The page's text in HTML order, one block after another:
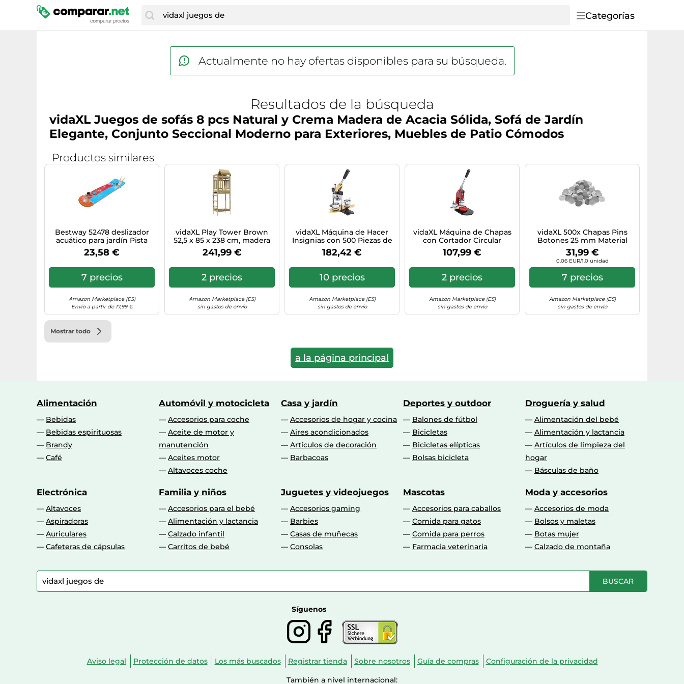
Categorías
Actualmente no hay ofertas disponibles para su búsqueda.
Resultados de la búsqueda
vidaXL Juegos de sofás 8 pcs Natural y Crema Madera de Acacia Sólida, Sofá de Jardín
Elegante, Conjunto Seccional Moderno para Exteriores, Muebles de Patio Cómodos
Productos similares
Bestway 52478 deslizador
acuático para jardín Pista
deslizante acuática para
jardín
23,58 €
7 precios
Amazon Marketplace (ES)
Envío a partir de 17,99 €
vidaXL Play Tower Brown
52,5 x 85 x 238 cm, madera
maciza impregnada,
moderno juego al aire libre,
estación de juegos para
niños, torre de aventura de
temporada, centro de
241,99 €
2 precios
Amazon Marketplace (ES)
sin gastos de envío
vidaXL Máquina de Hacer
Insignias con 500 Piezas de
Chapas con Cortador
Circular Punzón Giratorio
Porta Llaves Casera 37 mm
182,42 €
10 precios
Amazon Marketplace (ES)
sin gastos de envío
vidaXL Máquina de Chapas
con Cortador Circular
Perforadoras para Hacer Pin
Insignias Cintas Porta Llaves
44 mm
107,99 €
2 precios
Amazon Marketplace (ES)
sin gastos de envío
vidaXL 500x Chapas Pins
Botones 25 mm Material
para Hacer en Casa con
Máquina
31,99 €
0.06 EUR/1.0 unidad
7 precios
Amazon Marketplace (ES)
sin gastos de envío
Mostrar todo
a la página principal
Alimentación
Bebidas
Bebidas espirituosas
Brandy
Café
Automóvil y motocicleta
Accesorios para coche
Aceite de motor y
manutención
Aceites motor
Altavoces coche
Casa y jardín
Accesorios de hogar y cocina
Aires acondicionados
Artículos de decoración
Barbacoas
Deportes y outdoor
Balones de fútbol
Bicicletas
Bicicletas elípticas
Bolsas bicicleta
Droguería y salud
Alimentación del bebé
Alimentación y lactancia
Artículos de limpieza del
hogar
Básculas de baño
Electrónica
Altavoces
Aspiradoras
Auriculares
Cafeteras de cápsulas
Familia y niños
Accesorios para el bebé
Alimentación y lactancia
Calzado infantil
Carritos de bebé
Juguetes y videojuegos
Accesorios gaming
Barbies
Casas de muñecas
Consolas
Mascotas
Accesorios para caballos
Comida para gatos
Comida para perros
Farmacia veterinaria
Moda y accesorios
Accesorios de moda
Bolsos y maletas
Botas mujer
Calzado de montaña
BUSCAR
Síguenos
Aviso legal Protección de datos Los más buscados Registrar tienda Sobre nosotros Guía de compras Configuración de la privacidad
También a nivel internacional: